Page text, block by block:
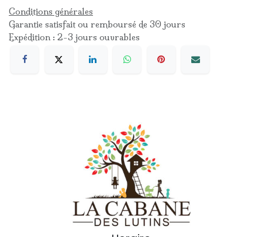
Conditions générales
Garantie satisfait ou remboursé de 30 jours
Expédition : 2-3 jours ouvrables